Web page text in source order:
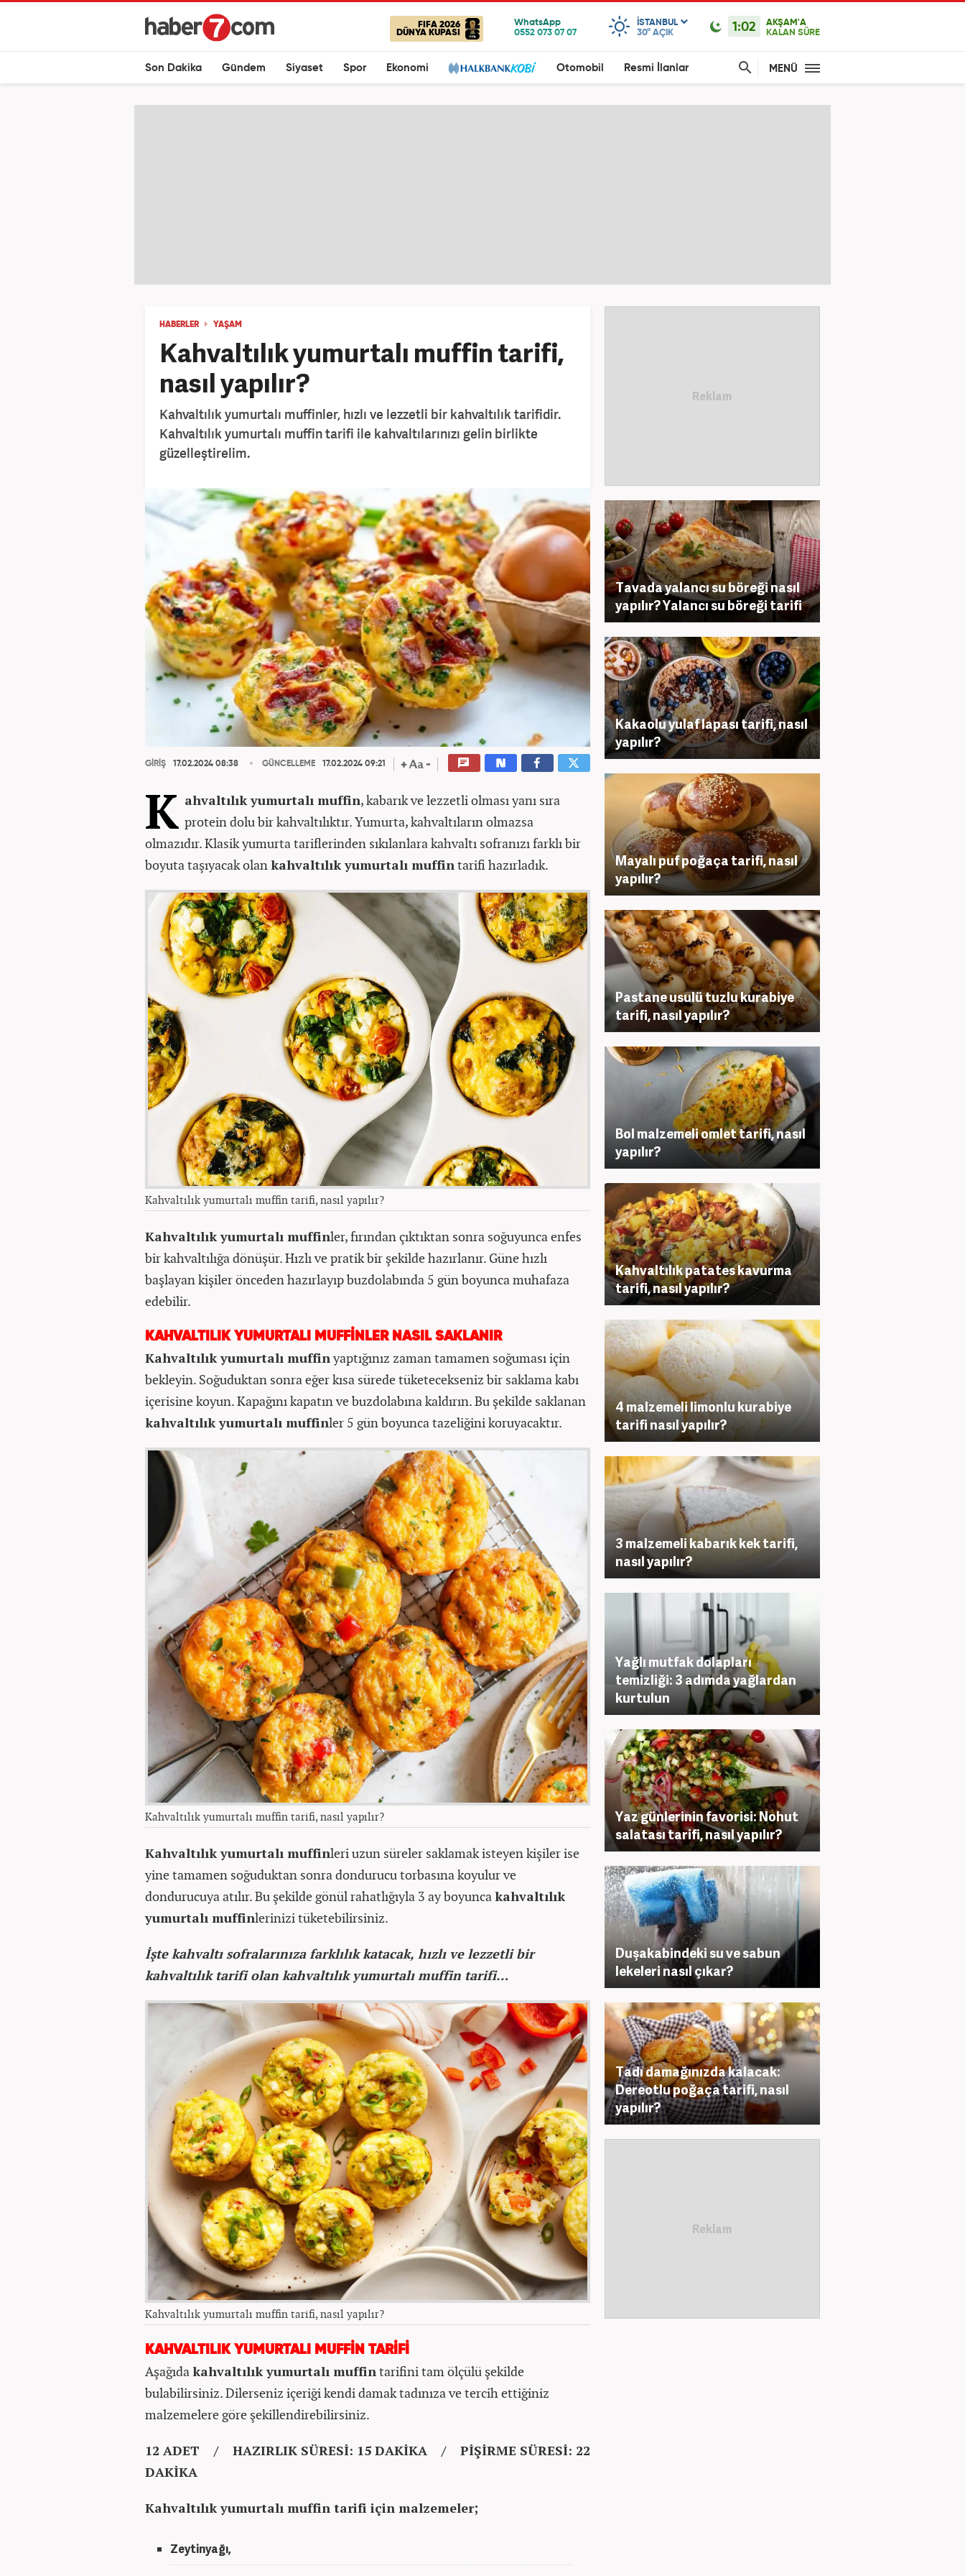
FIFA 2026
DÜNYA KUPASI
ISTANBUL
30° AÇIK 1:02
AKŞAM'A
KALAN SÜRE
Son Dakika Gündem Siyaset Spor Ekonomi Otomobil Resmi İlanlar MENÜ
HABERLER YAŞAM
Kahvaltılık yumurtalı muffin tarifi,
nasıl yapılır?
Kahvaltılık yumurtalı muffinler, hızlı ve lezzetli bir kahvaltılık tarifidir.
Kahvaltılık yumurtalı muffin tarifi ile kahvaltılarınızı gelin birlikte
güzelleştirelim.
GİRİŞ 17.02.2024 08:38 GÜNCELLEME 17.02.2024 09:21
K ahvaltılık yumurtalı muffin, kabarık ve lezzetli olması yanı sıra
protein dolu bir kahvaltılıktır. Yumurta, kahvaltıların olmazsa
olmazıdır. Klasik yumurta tariflerinden sıkılanlara kahvaltı sofranızı farklı bir
boyuta taşıyacak olankahvaltılık yumurtalı muffintarifi hazırladık.
Kahvaltılık yumurtalı muffin tarifi, nasıl yapılır?
Kahvaltılık yumurtalı muffinler, fırından çıktıktan sonra soğuyunca enfes
bir kahvaltılığa dönüşür. Hızlı ve pratik bir şekilde hazırlanır. Güne hızlı
başlayan kişiler önceden hazırlayıp buzdolabında 5 gün boyunca muhafaza
edebilir.
KAHVALTILIK YUMURTALI MUFFİNLER NASIL SAKLANIR
Kahvaltılık yumurtalı muffinyaptığınız zaman tamamen soğuması için
bekleyin. Soğuduktan sonra eğer kısa sürede tüketecekseniz bir saklama kabı
içerisine koyun. Kapağını kapatın ve buzdolabına kaldırın. Bu şekilde saklanan
kahvaltılık yumurtalı muffinler 5 gün boyunca tazeliğini koruyacaktır.
Kahvaltılık yumurtalı muffin tarifi, nasıl yapılır?
Kahvaltılık yumurtalı muffinleri uzun süreler saklamak isteyen kişiler ise
yine tamamen soğuduktan sonra dondurucu torbasına koyulur ve
dondurucuya atılır. Bu şekilde gönül rahatlığıyla 3 ay boyunca kahvaltılık
yumurtalı muffinlerinizi tüketebilirsiniz.
İşte kahvaltı sofralarınıza farklılık katacak, hızlı ve lezzetli bir
kahvaltılık tarifi olan kahvaltılık yumurtalı muffin tarifi…
Kahvaltılık yumurtalı muffin tarifi, nasıl yapılır?
KAHVALTILIK YUMURTALI MUFFİN TARİFİ
Aşağıda kahvaltılık yumurtalı muffin tarifini tam ölçülü şekilde
bulabilirsiniz. Dilerseniz içeriği kendi damak tadınıza ve tercih ettiğiniz
malzemelere göre şekillendirebilirsiniz.
12 ADET / HAZIRLIK SÜRESİ: 15 DAKİKA / PİŞİRME SÜRESİ: 22
DAKİKA
Kahvaltılık yumurtalı muffin tarifi için malzemeler;
Zeytinyağı,
Tavada yalancı su böreği nasıl
yapılır? Yalancı su böreği tarifi
Kakaolu yulaf lapası tarifi, nasıl
yapılır?
Mayalı puf poğaça tarifi, nasıl
yapılır?
Pastane usulü tuzlu kurabiye
tarifi, nasıl yapılır?
Bol malzemeli omlet tarifi, nasıl
yapılır?
Kahvaltılık patates kavurma
tarifi, nasıl yapılır?
4 malzemeli limonlu kurabiye
tarifi nasıl yapılır?
3 malzemeli kabarık kek tarifi,
nasıl yapılır?
Yağlı mutfak dolapları
temizliği: 3 adımda yağlardan
kurtulun
Yaz günlerinin favorisi: Nohut
salatası tarifi, nasıl yapılır?
Duşakabindeki su ve sabun
lekeleri nasıl çıkar?
Tadı damağınızda kalacak:
Dereotlu poğaça tarifi, nasıl
yapılır?